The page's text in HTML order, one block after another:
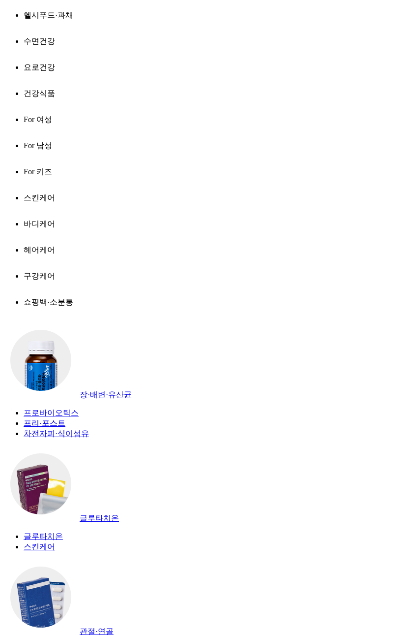
헬시푸드·과채
수면건강
요로건강
건강식품
For 여성
For 남성
For 키즈
스킨케어
바디케어
헤어케어
구강케어
쇼핑백·소분통
장·배변·유산균
프로바이오틱스
프리·포스트
차전자피·식이섬유
글루타치온
글루타치온
스킨케어
관절·연골